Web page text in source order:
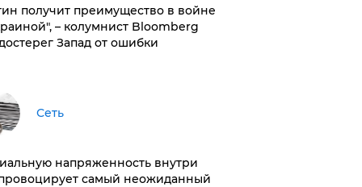
получит преимущество в войне
– колумнист Bloomberg
Запад от ошибки
Сеть
напряженность внутри
самый неожиданный